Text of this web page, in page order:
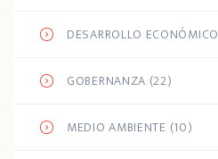
DESARROLLO ECONÓMICO
GOBERNANZA (22)
MEDIO AMBIENTE (10)